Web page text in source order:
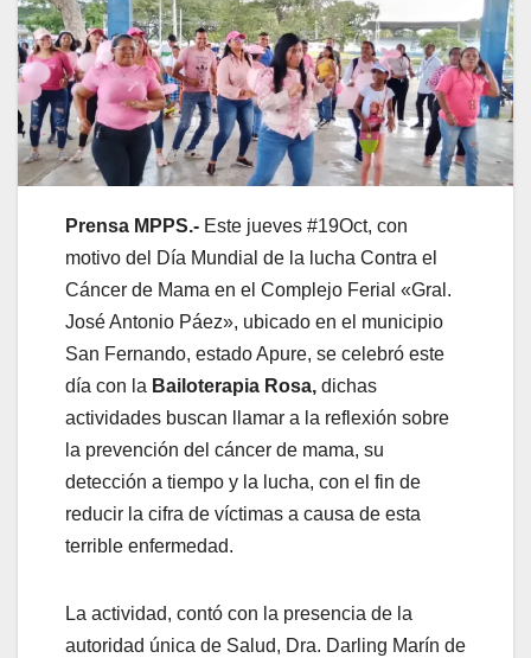
Prensa MPPS.- Este jueves #19Oct, con
motivo del Día Mundial de la lucha Contra el
Cáncer de Mama en el Complejo Ferial «Gral.
José Antonio Páez», ubicado en el municipio
San Fernando, estado Apure, se celebró este
día con la Bailoterapia Rosa, dichas
actividades buscan llamar a la reflexión sobre
la prevención del cáncer de mama, su
detección a tiempo y la lucha, con el fin de
reducir la cifra de víctimas a causa de esta
terrible enfermedad.
La actividad, contó con la presencia de la
autoridad única de Salud, Dra. Darling Marín de